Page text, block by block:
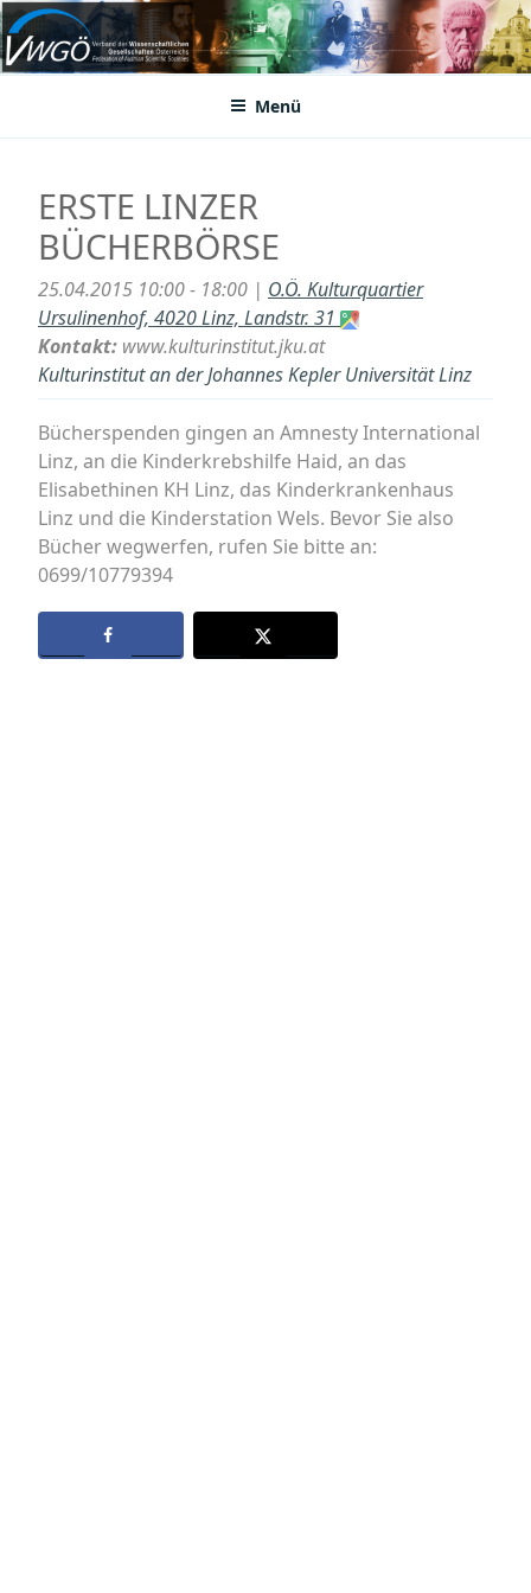
Zum
Inhalt
springenVWGÖ
Federation of Austrian Scientific Societies
Menü
ERSTE LINZER
BÜCHERBÖRSE
25.04.2015 10:00 - 18:00 | O.Ö. Kulturquartier
Ursulinenhof, 4020 Linz, Landstr. 31
Kontakt: www.kulturinstitut.jku.at
Kulturinstitut an der Johannes Kepler Universität Linz
Bücherspenden gingen an Amnesty International
Linz, an die Kinderkrebshilfe Haid, an das
Elisabethinen KH Linz, das Kinderkrankenhaus
Linz und die Kinderstation Wels. Bevor Sie also
Bücher wegwerfen, rufen Sie bitte an:
0699/10779394